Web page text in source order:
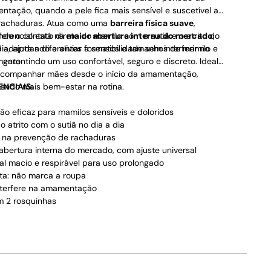
quando a pele fica mais sensível e suscetível a
Atua como uma barreira física suave,
o contato direto do mamilo com o sutiã e o atrito do
ajudando a aliviar a sensibilidade sem interferir no
está namaior abertura interna do mercado,
adapta a diferentes formatos e tamanhos de mamilo e
garantindo um uso confortável, seguro e discreto. Ideal
mães desde o início da amamentação,
mais bem-estar na rotina.
eficaz para mamilos sensíveis e doloridos
o atrito com o sutiã no dia a dia
na prevenção de rachaduras
interna do mercado, com ajuste universal
macio e respirável para uso prolongado
não marca a roupa
na amamentação
2 rosquinhas